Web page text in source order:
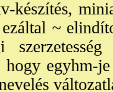
készítés,
~
hogy egyhm-